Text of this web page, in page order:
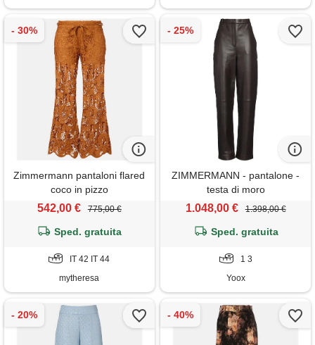
Zimmermann pantaloni flared
coco in pizzo
542,00 € 775,00 €
Sped. gratuita
IT 42 IT 44
mytheresa
ZIMMERMANN - pantalone -
testa di moro
1.048,00 € 1.398,00 €
Sped. gratuita
1 3
Yoox